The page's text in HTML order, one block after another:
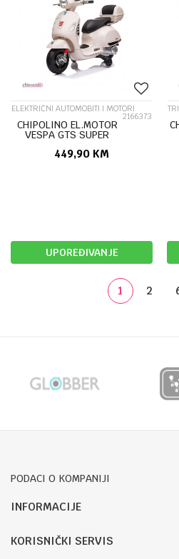
ELEKTRIČNI AUTOMOBITI I MOTORI
2166373
CHIPOLINO EL.MOTOR
VESPA GTS SUPER
449,90 KM
UPOREĐIVANJE
1 2
PODACI O KOMPANIJI
Bojprom d.o.o.
Pave Radana 16
INFORMACIJE
O nama
KORISNIČKI SERVIS